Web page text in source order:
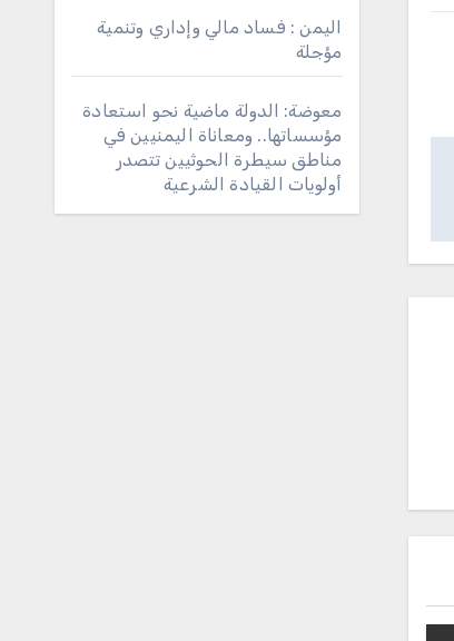
اليمن : فساد مالي وإداري وتنمية
مؤجلة
معوضة: الدولة ماضية نحو استعادة
مؤسساتها.. ومعاناة اليمنيين في
مناطق سيطرة الحوثيين تتصدر
أولويات القيادة الشرعية